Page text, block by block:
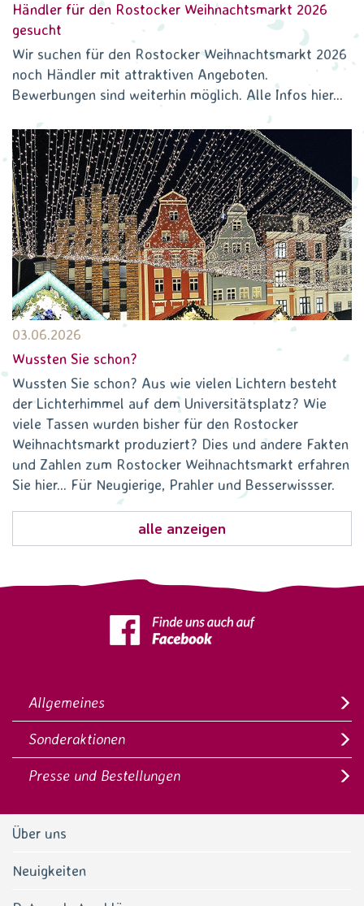
Händler für den Rostocker Weihnachtsmarkt 2026
gesucht
Wir suchen für den Rostocker Weihnachtsmarkt 2026
noch Händler mit attraktiven Angeboten.
Bewerbungen sind weiterhin möglich. Alle Infos hier...
03.06.2026
Wussten Sie schon?
Wussten Sie schon? Aus wie vielen Lichtern besteht
der Lichterhimmel auf dem Universitätsplatz? Wie
viele Tassen wurden bisher für den Rostocker
Weihnachtsmarkt produziert? Dies und andere Fakten
und Zahlen zum Rostocker Weihnachtsmarkt erfahren
Sie hier... Für Neugierige, Prahler und Besserwissser.
alle anzeigen
Allgemeines
Sonderaktionen
Presse und Bestellungen
Über uns
Neuigkeiten